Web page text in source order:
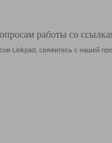
работы со
Linkpad, свяжитесь с нашей